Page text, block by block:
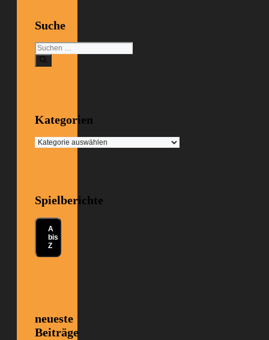
Suche
Suchen
nach:
Kategorien
Kategorien
Spielberichte
A
bis
Z
neueste
Beiträge